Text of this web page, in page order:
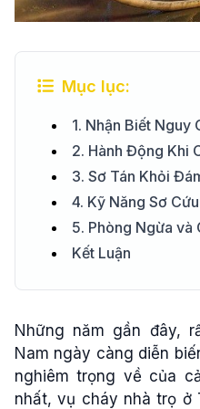
Mục lục:
1. Nhận Biết Nguy
2. Hành Động Khi
3. Sơ Tán Khỏi
4. Kỹ Năng Sơ Cứu
5. Phòng Ngừa và
Kết Luận
Những năm gần đây,
Nam ngày càng diễn
nghiêm trọng về của
nhất, vụ cháy nhà trọ ở